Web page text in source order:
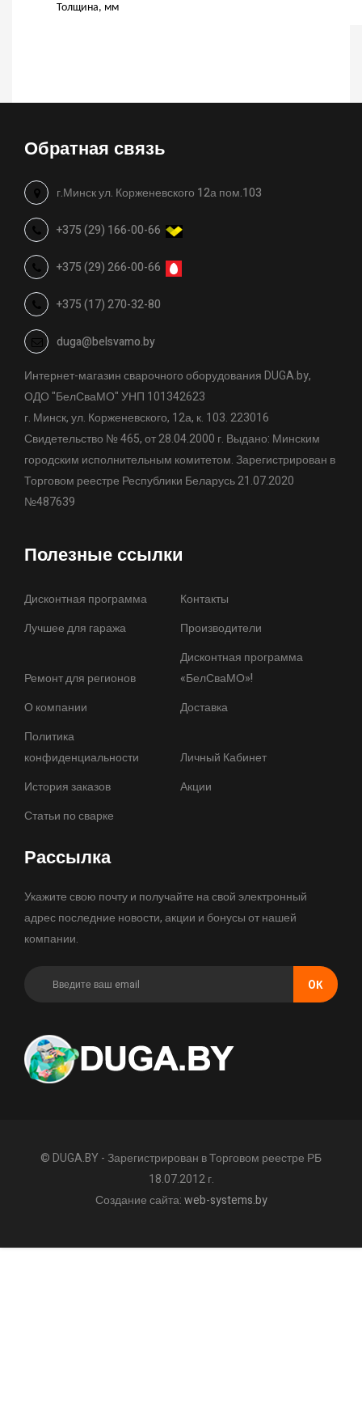
Толщина, мм
Обратная связь
г.Минск ул. Корженевского 12а пом.103
+375 (29) 166-00-66
+375 (29) 266-00-66
+375 (17) 270-32-80
duga@belsvamo.by
Интернет-магазин сварочного оборудования DUGA.by,
ОДО "БелСваМО" УНП 101342623
г. Минск, ул. Корженевского, 12а, к. 103. 223016
Свидетельство № 465, от 28.04.2000 г. Выдано: Минским
городским исполнительным комитетом. Зарегистрирован в
Торговом реестре Республики Беларусь 21.07.2020
№487639
Полезные ссылки
Дисконтная программа
Контакты
Лучшее для гаража
Производители
Ремонт для регионов
Дисконтная программа
«БелСваМО»!
О компании
Доставка
Политика
конфиденциальности
Личный Кабинет
История заказов
Акции
Статьи по сварке
Рассылка
Укажите свою почту и получайте на свой электронный
адрес последние новости, акции и бонусы от нашей
компании.
OК
© DUGA.BY - Зарегистрирован в Торговом реестре РБ
18.07.2012 г.
Создание сайта:web-systems.by